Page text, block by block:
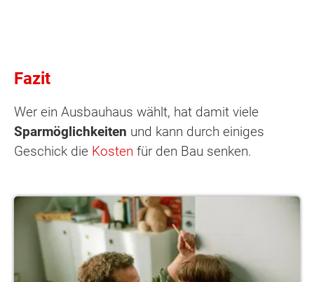
Fazit
Wer ein Ausbauhaus wählt, hat damit viele
Sparmöglichkeiten und kann durch einiges
Geschick die Kosten für den Bau senken.
Eignet sich das Ausbauhaus für jeden Bauherrn?